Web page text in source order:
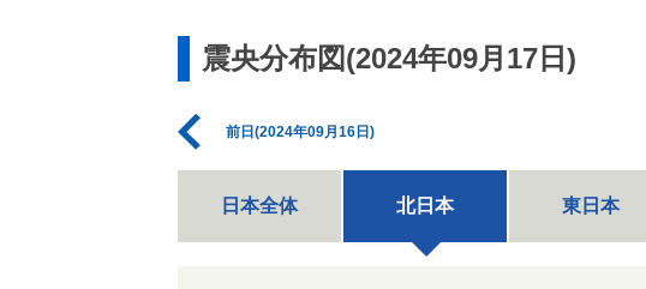
震央分布図(2024年09月17日)
前日(2024年09月16日)
日本全体 北日本 東日本